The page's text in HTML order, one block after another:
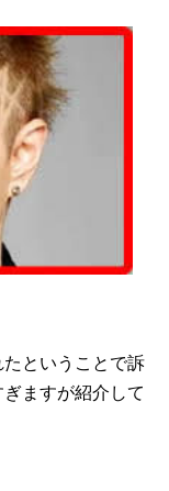
ということで訴
ますが紹介して